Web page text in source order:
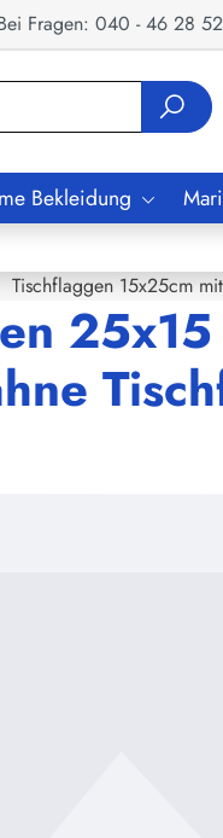
Fragen: 040 - 46 28 52
Bekleidung
Tischflaggen 15x25cm